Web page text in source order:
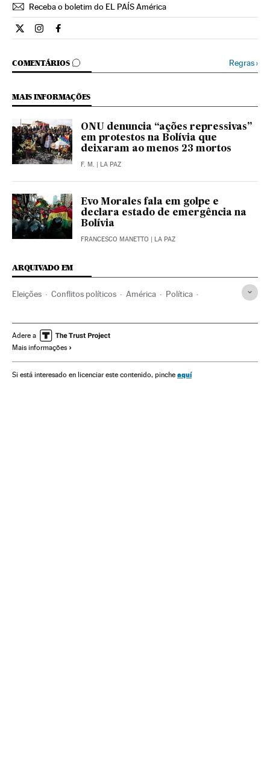
Receba o boletim do EL PAÍS América
Internacional El País Brasil en Twitter
Internacional El País Brasil en Instagram
Internacional El País Brasil en Facebook
COMENTÁRIOS
COMENTÁRIOS Regras›
MAIS INFORMAÇÕES
ONU denuncia “ações repressivas”
em protestos na Bolívia que
deixaram ao menos 23 mortos
F. M. | LA PAZ
Evo Morales fala em golpe e
declara estado de emergência na
Bolívia
FRANCESCO MANETTO | LA PAZ
ARQUIVADO EM
Eleições Conflitos políticos América Política
Oposição política Bolívia
América do Sul
Adere a
Mais informações
Si está interesado en licenciar este contenido, pinche aquí